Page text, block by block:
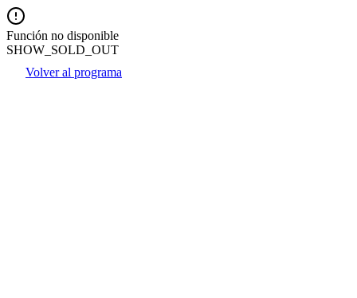
Función no disponible
SHOW_SOLD_OUT
Volver al programa